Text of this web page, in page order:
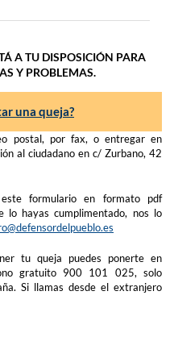
A TU DISPOSICIÓN PARA
Y PROBLEMAS.
una queja?
postal, por fax, o entregar en
al ciudadano en c/ Zurbano, 42
formulario en formato pdf
lo hayas cumplimentado, nos lo
tu queja puedes ponerte en
gratuito 900 101 025, solo
Si llamas desde el extranjero